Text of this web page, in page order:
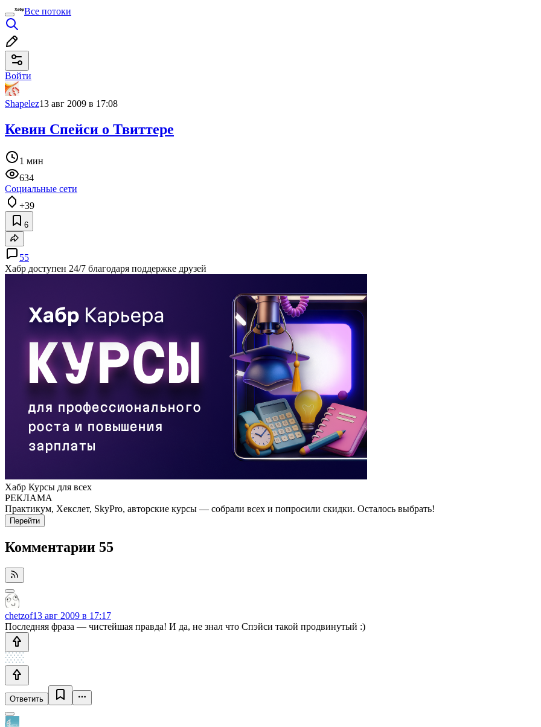
Все потоки
Войти
Shapelez13 авг 2009 в 17:08
Кевин Спейси о Твиттере
1 мин
634
Социальные сети
+39
6
55
Хабр доступен 24/7 благодаря поддержке друзей
Хабр Курсы для всех
РЕКЛАМА
Практикум, Хекслет, SkyPro, авторские курсы — собрали всех и попросили скидки. Осталось выбрать!
Перейти
Комментарии 55
chetzof13 авг 2009 в 17:17
Последняя фраза — чистейшая правда! И да, не знал что Спэйси такой продвинутый :)
Ответить